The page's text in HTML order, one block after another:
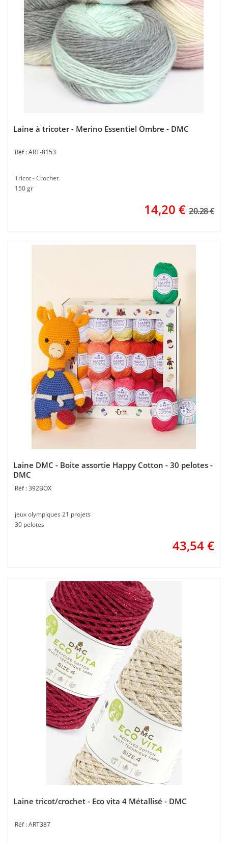
Laine à tricoter - Merino Essentiel Ombre - DMC
ART-8153
Tricot - Crochet
150 gr
14,20 € 20.28 €
Laine DMC - Boite assortie Happy Cotton - 30 pelotes -
DMC
392BOX
jeux olympiques 21 projets
30 pelotes
43,54€
Laine tricot/crochet - Eco vita 4 Métallisé - DMC
ART387